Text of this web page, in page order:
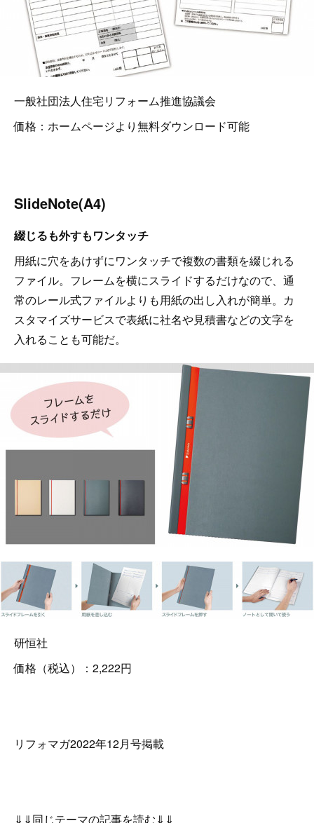
一般社団法人住宅リフォーム推進協議会
価格：ホームページより無料ダウンロード可能
SlideNote(A4)
綴じるも外すもワンタッチ
用紙に穴をあけずにワンタッチで複数の書類を綴じれる
ファイル。フレームを横にスライドするだけなので、通
常のレール式ファイルよりも用紙の出し入れが簡単。カ
スタマイズサービスで表紙に社名や見積書などの文字を
入れることも可能だ。
研恒社
価格（税込）：2,222円
リフォマガ2022年12月号掲載
⇓⇓同じテーマの記事を読む⇓⇓